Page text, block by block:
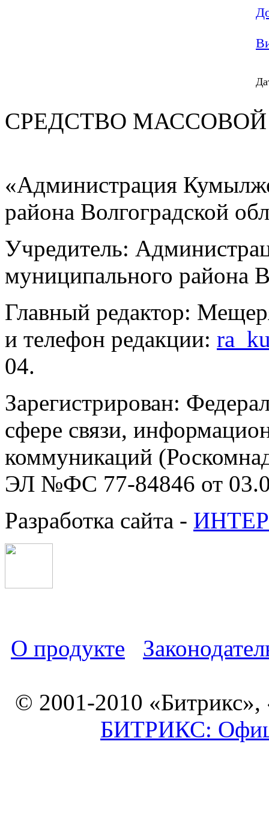
СРЕДСТВО
«Администрация
района Волгоградской
Учредитель:
муниципального района
Главный редактор:
и телефон редакции:
04.
Зарегистрирован:
сфере связи,
коммуникаций
ЭЛ №ФС 77-84846 от
Разработка сайта -
О продукте
© 2001-2010 «Битрикс»,
БИТРИКС: